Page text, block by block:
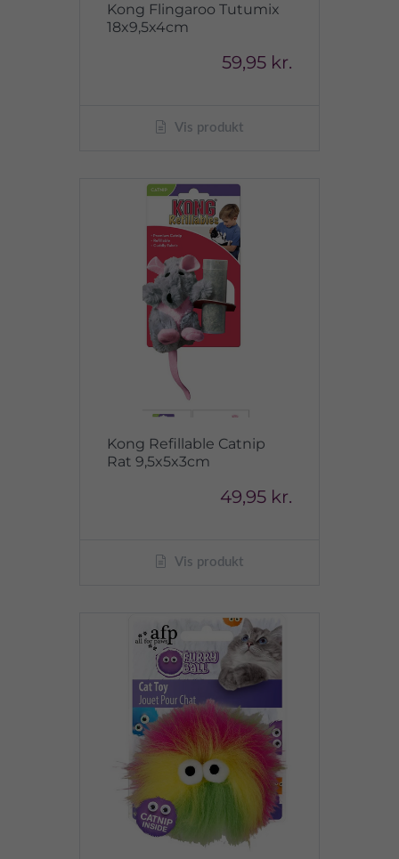
Kong Flingaroo Tutumix
18x9,5x4cm
59,95 kr.
Vis produkt
Kong Refillable Catnip
Rat 9,5x5x3cm
49,95 kr.
Vis produkt